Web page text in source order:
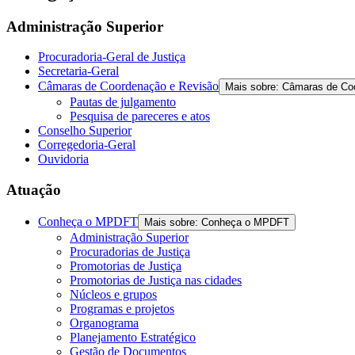
Administração Superior
Procuradoria-Geral de Justiça
Secretaria-Geral
Câmaras de Coordenação e Revisão
Mais sobre: Câmaras de
Pautas de julgamento
Pesquisa de pareceres e atos
Conselho Superior
Corregedoria-Geral
Ouvidoria
Atuação
Conheça o MPDFT Mais sobre: Conheça o MPDFT
Administração Superior
Procuradorias de Justiça
Promotorias de Justiça
Promotorias de Justiça nas cidades
Núcleos e grupos
Programas e projetos
Organograma
Planejamento Estratégico
Gestão de Documentos